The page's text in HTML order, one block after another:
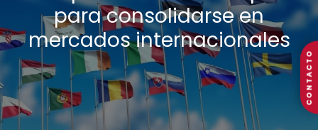
para consolidarse en
mercados internacionales
CONTACTO